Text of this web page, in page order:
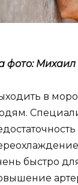
фото: Михаил
в
быстро